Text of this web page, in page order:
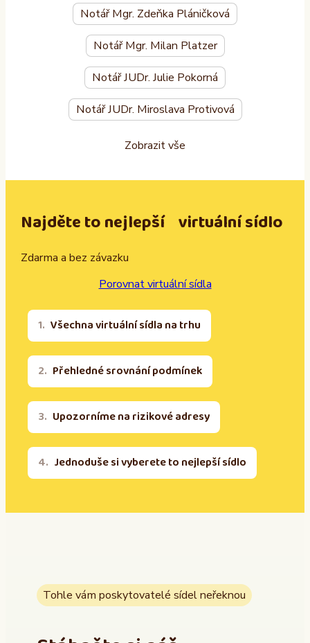
Notář Mgr. Zdeňka Pláničková
Notář Mgr. Milan Platzer
Notář JUDr. Julie Pokorná
Notář JUDr. Miroslava Protivová
Zobrazit vše
Najděte to nejlepší virtuální sídlo
Zdarma a bez závazku
Porovnat virtuální sídla
Všechna virtuální sídla na trhu
Přehledné srovnání podmínek
Upozorníme na rizikové adresy
Jednoduše si vyberete to nejlepší sídlo
Tohle vám poskytovatelé sídel neřeknou